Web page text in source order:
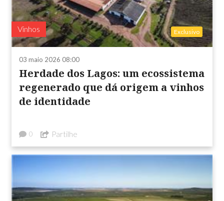
Vinhos Exclusivo
03 maio 2026 08:00
Herdade dos Lagos: um ecossistema
regenerado que dá origem a vinhos
de identidade
0 Partilhe